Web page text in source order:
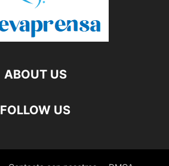
ABOUT US
FOLLOW US